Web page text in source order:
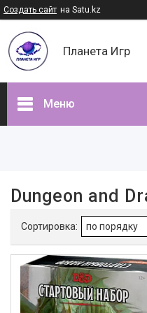
Создать сайт на Satu.kz
Планета Игр
Меню
Производитель
Мир хобби 1
Наши товары
Dungeon and